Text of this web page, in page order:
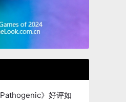
》好评如